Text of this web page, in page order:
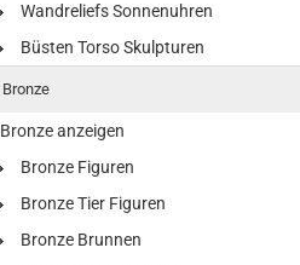
Wandreliefs Sonnenuhren
Büsten Torso Skulpturen
Bronze
Bronze anzeigen
Bronze Figuren
Bronze Tier Figuren
Bronze Brunnen